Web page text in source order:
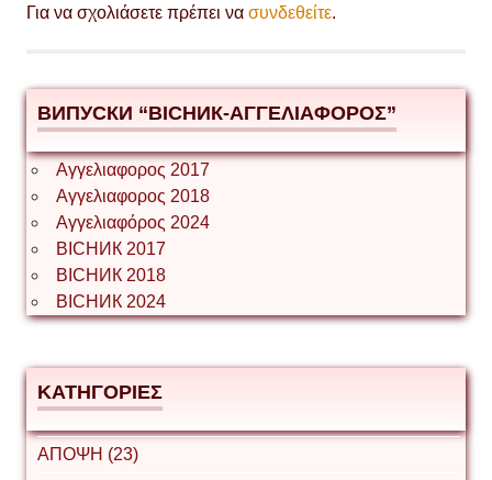
Για να σχολιάσετε πρέπει να συνδεθείτε.
ВИПУСКИ “ВІСНИК-ΑΓΓΕΛΙΑΦΟΡΟΣ”
Αγγελιαφορος 2017
Αγγελιαφορος 2018
Αγγελιαφόρος 2024
ВІСНИК 2017
ВІСНИК 2018
ВІСНИК 2024
ΚΑΤΗΓΟΡΙΕΣ
ΑΠΟΨΗ (23)